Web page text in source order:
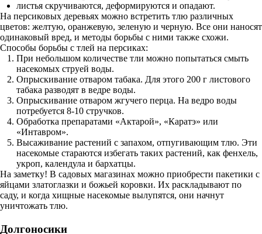
листья скручиваются, деформируются и опадают.
На персиковых деревьях можно встретить тлю различных
цветов: желтую, оранжевую, зеленую и черную. Все они наносят
одинаковый вред, и методы борьбы с ними также схожи.
Способы борьбы с тлей на персиках:
При небольшом количестве тли можно попытаться смыть
насекомых струей воды.
Опрыскивание отваром табака. Для этого 200 г листового
табака разводят в ведре воды.
Опрыскивание отваром жгучего перца. На ведро воды
потребуется 8-10 стручков.
Обработка препаратами «Актарой», «Каратэ» или
«Интавром».
Высаживание растений с запахом, отпугивающим тлю. Эти
насекомые стараются избегать таких растений, как фенхель,
укроп, календула и бархатцы.
На заметку! В садовых магазинах можно приобрести пакетики с
яйцами златоглазки и божьей коровки. Их раскладывают по
саду, и когда хищные насекомые вылупятся, они начнут
уничтожать тлю.
Долгоносики